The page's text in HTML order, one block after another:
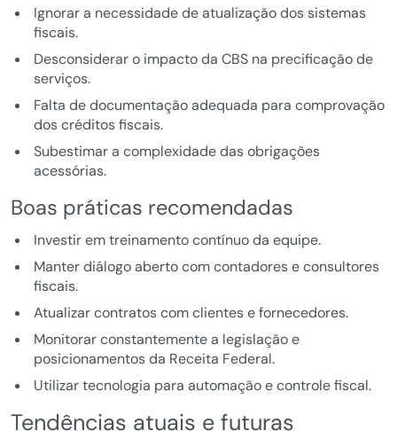
Ignorar a necessidade de atualização dos sistemas
fiscais.
Desconsiderar o impacto da CBS na precificação de
serviços.
Falta de documentação adequada para comprovação
dos créditos fiscais.
Subestimar a complexidade das obrigações
acessórias.
Boas práticas recomendadas
Investir em treinamento contínuo da equipe.
Manter diálogo aberto com contadores e consultores
fiscais.
Atualizar contratos com clientes e fornecedores.
Monitorar constantemente a legislação e
posicionamentos da Receita Federal.
Utilizar tecnologia para automação e controle fiscal.
Tendências atuais e futuras